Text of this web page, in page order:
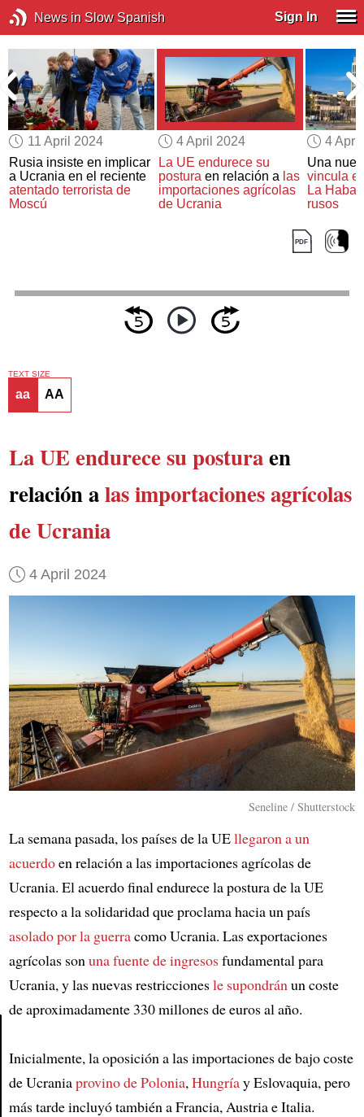
News in Slow Spanish Sign In
11 April 2024
Rusia insiste en implicar
a Ucrania en el reciente
atentado terrorista de
Moscú
4 April 2024
La UE endurece su
posturaen relación a las
importaciones agrícolas
de Ucrania
4
Una
vincula el
La
rusos
Article
TEXT SIZE
aa AA
La UE endurece su posturaen
relación alas importaciones agrícolas
de Ucrania
4 April 2024
Seneline / Shutterstock
La semana pasada, los países de la UEllegaron a un
acuerdoen relación a las importaciones agrícolas de
Ucrania. El acuerdo final endurece la postura de la UE
respecto a la solidaridad que proclama hacia un país
asolado por la guerracomo Ucrania. Las exportaciones
agrícolas son una fuente de ingresosfundamental para
Ucrania, y las nuevas restriccionesle supondrán un coste
de aproximadamente 330 millones de euros al año.
Inicialmente, la oposición a las importaciones de bajo coste
de Ucraniaprovino dePolonia, Hungríay Eslovaquia, pero
más tarde incluyó también a Francia, Austria e Italia.